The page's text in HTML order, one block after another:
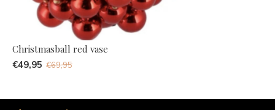
Christmasball red vase
€49,95 €69,95